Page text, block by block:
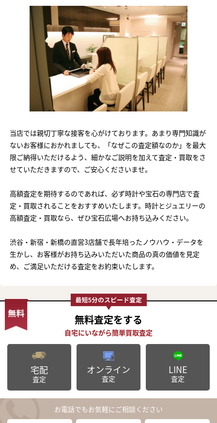
当店では親切丁寧な接客を心がけております。あまり専門知識が
ないお客様におかれましても、「なぜこの査定額なのか」を最大
限ご納得いただけるよう、細かなご説明を加えて査定・買取をさ
せていただきますので、ご安心くださいませ。
高額査定を期待するのであれば、必ず時計や宝石の専門店で査
定・買取されることをおすすめいたします。時計とジュエリーの
高額査定・買取なら、ぜひ宝石広場へお持ち込みください。
渋谷・新宿・新橋の直営3店舗で長年培ったノウハウ・データを
生かし、お客様がお持ち込みいただいた商品の真の価値を見定
め、ご満足いただける査定をお約束いたします。
無料査定をする
宅配
査定
オンライン
査定
LINE
査定
お電話でもお気軽にご相談ください